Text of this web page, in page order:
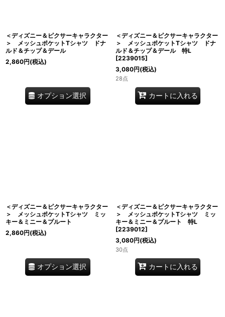
＜ディズニー＆ピクサーキャラクター
＞ メッシュポケットTシャツ ドナ
ルド＆チップ＆デール
2,860円(税込)
オプション選択
＜ディズニー＆ピクサーキャラクター
＞ メッシュポケットTシャツ ドナ
ルド＆チップ＆デール 特L
[2239015]
3,080円(税込)
28点
カートに入れる
＜ディズニー＆ピクサーキャラクター
＞ メッシュポケットTシャツ ミッ
キー＆ミニー＆プルート
2,860円(税込)
オプション選択
＜ディズニー＆ピクサーキャラクター
＞ メッシュポケットTシャツ ミッ
キー＆ミニー＆プルート 特L
[2239012]
3,080円(税込)
30点
カートに入れる